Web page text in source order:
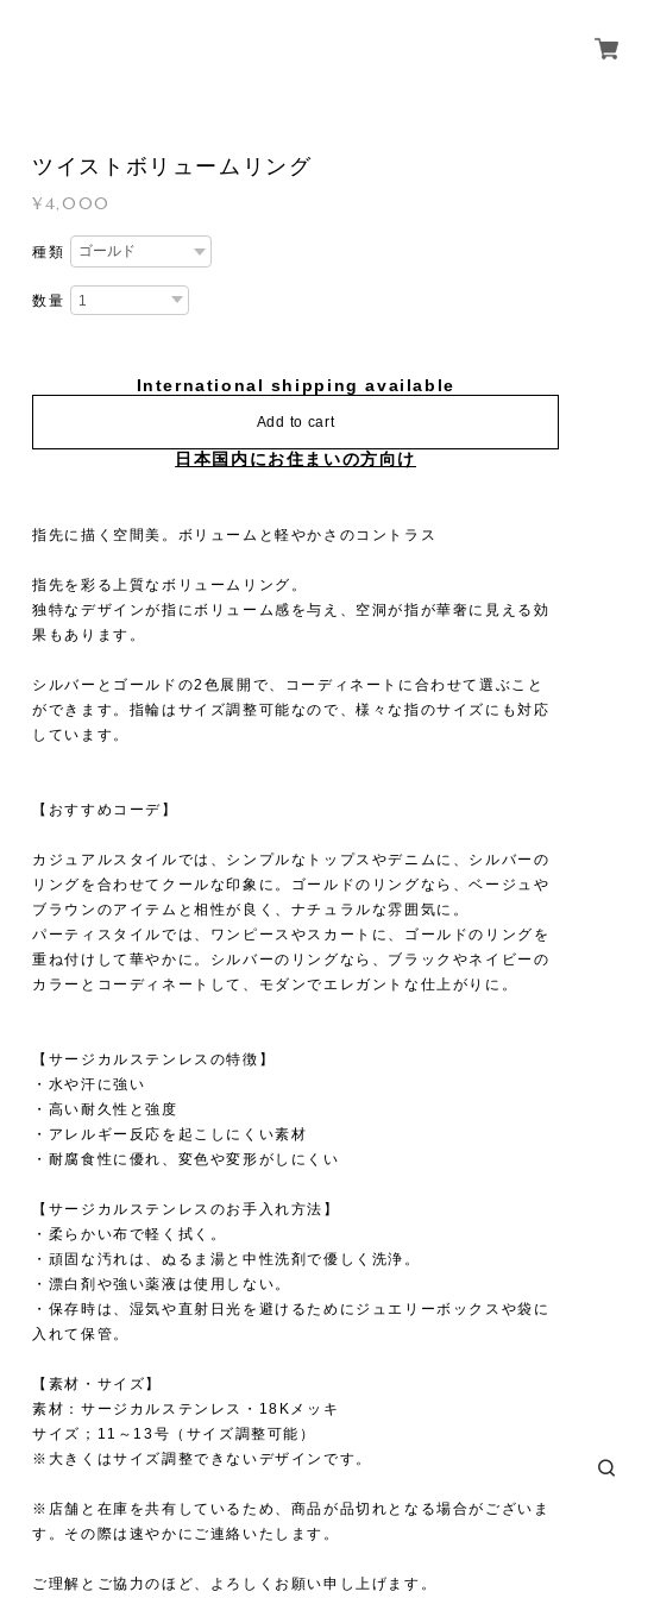
ツイストボリュームリング
¥4,000
種類
数量
International shipping available
Add to cart
日本国内にお住まいの方向け
指先に描く空間美。ボリュームと軽やかさのコントラス
指先を彩る上質なボリュームリング。
独特なデザインが指にボリューム感を与え、空洞が指が華奢に見える効
果もあります。
シルバーとゴールドの2色展開で、コーディネートに合わせて選ぶこと
ができます。指輪はサイズ調整可能なので、様々な指のサイズにも対応
しています。
【おすすめコーデ】
カジュアルスタイルでは、シンプルなトップスやデニムに、シルバーの
リングを合わせてクールな印象に。ゴールドのリングなら、ベージュや
ブラウンのアイテムと相性が良く、ナチュラルな雰囲気に。
パーティスタイルでは、ワンピースやスカートに、ゴールドのリングを
重ね付けして華やかに。シルバーのリングなら、ブラックやネイビーの
カラーとコーディネートして、モダンでエレガントな仕上がりに。
【サージカルステンレスの特徴】
・水や汗に強い
・高い耐久性と強度
・アレルギー反応を起こしにくい素材
・耐腐食性に優れ、変色や変形がしにくい
【サージカルステンレスのお手入れ方法】
・柔らかい布で軽く拭く。
・頑固な汚れは、ぬるま湯と中性洗剤で優しく洗浄。
・漂白剤や強い薬液は使用しない。
・保存時は、湿気や直射日光を避けるためにジュエリーボックスや袋に
入れて保管。
【素材・サイズ】
素材：サージカルステンレス・18Kメッキ
サイズ；11～13号（サイズ調整可能）
※大きくはサイズ調整できないデザインです。
※店舗と在庫を共有しているため、商品が品切れとなる場合がございま
す。その際は速やかにご連絡いたします。
ご理解とご協力のほど、よろしくお願い申し上げます。